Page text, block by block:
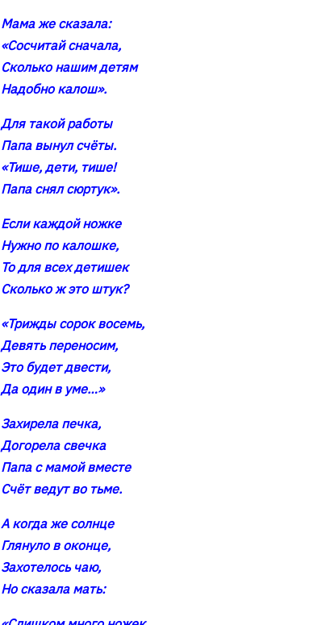
Мама же сказала:
«Сосчитай сначала,
Сколько нашим детям
Надобно калош».
Для такой работы
Папа вынул счёты.
«Тише, дети, тише!
Папа снял сюртук».
Если каждой ножке
Нужно по калошке,
То для всех детишек
Сколько ж это штук?
«Трижды сорок восемь,
Девять переносим,
Это будет двести,
Да один в уме…»
Захирела печка,
Догорела свечка
Папа с мамой вместе
Счёт ведут во тьме.
А когда же солнце
Глянуло в оконце,
Захотелось чаю,
Но сказала мать: